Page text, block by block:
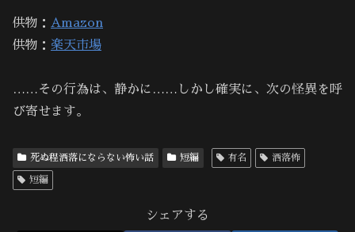
供物： Amazon
供物： 楽天市場
……その行為は、静かに……しかし確実に、次の怪異を呼
び寄せます。
死ぬ程洒落にならない怖い話 短編 有名 洒落怖
短編
シェアする